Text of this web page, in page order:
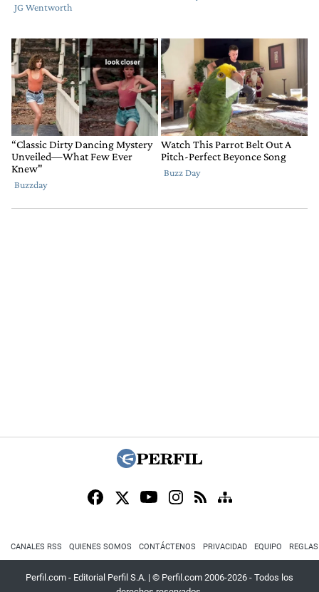
CANALES RSS QUIENES SOMOS CONTÁCTENOS PRIVACIDAD EQUIPO
Perfil.com - Editorial Perfil S.A. | © Perfil.com 2006-2026 - Todos los